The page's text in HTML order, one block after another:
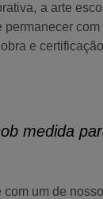
a arte
e
medida
com um de